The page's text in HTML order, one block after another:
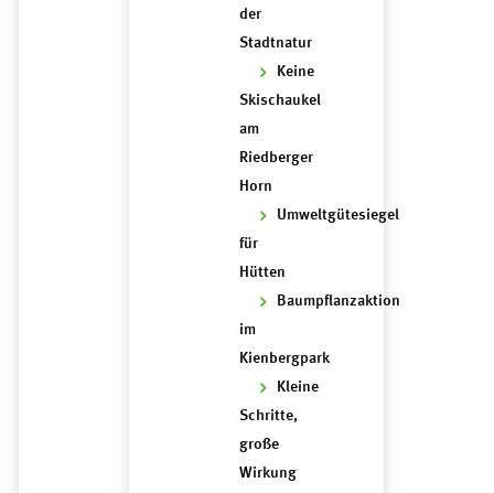
der
Stadtnatur
Keine
Skischaukel
am
Riedberger
Horn
Umweltgütesiegel
für
Hütten
Baumpflanzaktion
im
Kienbergpark
Kleine
Schritte,
große
Wirkung